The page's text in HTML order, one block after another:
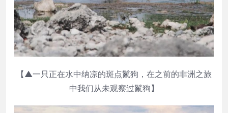
【▲一只正在水中纳凉的斑点鬣狗，在之前的非洲之旅
中我们从未观察过鬣狗】